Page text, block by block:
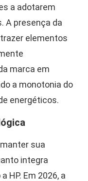
a adotarem
A presença da
elementos
marca em
a monotonia do
energéticos.
sua
integra
HP. Em 2026, a